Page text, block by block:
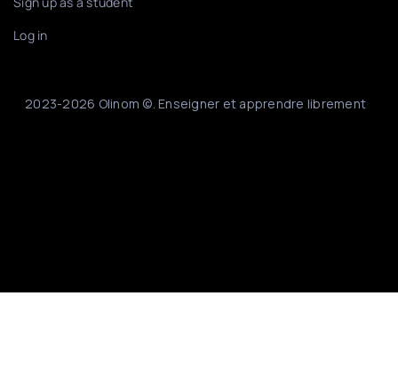
Log in
2023-2026 Olinom ©. Enseigner et apprendre librement